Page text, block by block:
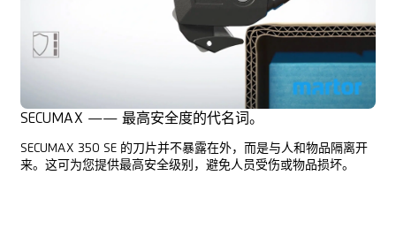
SECUMAX —— 最高安全度的代名词。
SECUMAX 350 SE 的刀片并不暴露在外，而是与人和物品隔离开
来。这可为您提供最高安全级别，避免人员受伤或物品损坏。